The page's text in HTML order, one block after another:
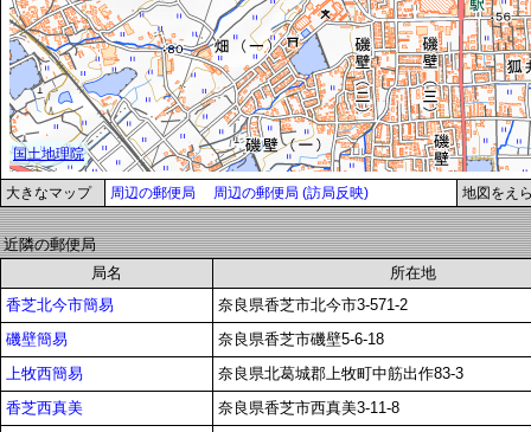
大きなマップ 周辺の郵便局 周辺の郵便局 (訪局反映) 地図をえ
近隣の郵便局
局名
所在地
香芝北今市簡易
奈良県香芝市北今市3-571-2
磯壁簡易
奈良県香芝市磯壁5-6-18
上牧西簡易
奈良県北葛城郡上牧町中筋出作83-3
香芝西真美
奈良県香芝市西真美3-11-8